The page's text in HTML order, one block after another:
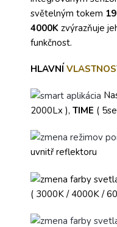
světelným tokem
4000K zvýrazňuje
funkčnost.
HLAVNÍ
2000Lx ), TIME (
uvnitř reflektoru
( 3000K / 4000K /